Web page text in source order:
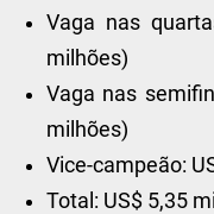
Vaga nas
milhões)
Vaga nas
milhões)
Vice-campeão:
Total: US$ 5,35